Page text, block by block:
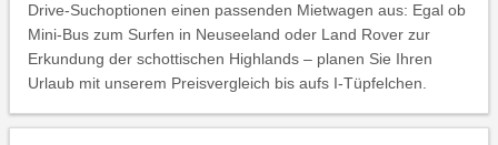
Drive-Suchoptionen einen passenden Mietwagen aus: Egal ob
Mini-Bus zum Surfen in Neuseeland oder Land Rover zur
Erkundung der schottischen Highlands – planen Sie Ihren
Urlaub mit unserem Preisvergleich bis aufs I-Tüpfelchen.